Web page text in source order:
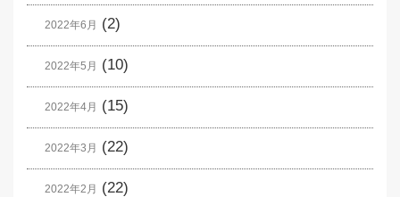
2022年6月 (2)
2022年5月 (10)
2022年4月 (15)
2022年3月 (22)
2022年2月 (22)